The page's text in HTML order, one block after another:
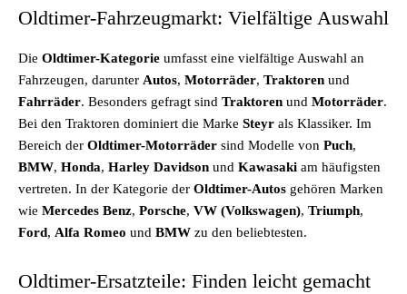
Oldtimer-Fahrzeugmarkt: Vielfältige Auswahl
Die Oldtimer-Kategorie umfasst eine vielfältige Auswahl an
Fahrzeugen, darunter Autos, Motorräder, Traktoren und
Fahrräder. Besonders gefragt sind Traktoren und Motorräder.
Bei den Traktoren dominiert die Marke Steyr als Klassiker. Im
Bereich der Oldtimer-Motorräder sind Modelle von Puch,
BMW, Honda, Harley Davidson und Kawasaki am häufigsten
vertreten. In der Kategorie der Oldtimer-Autos gehören Marken
wie Mercedes Benz, Porsche, VW (Volkswagen), Triumph,
Ford, Alfa Romeo und BMW zu den beliebtesten.
Oldtimer-Ersatzteile: Finden leicht gemacht